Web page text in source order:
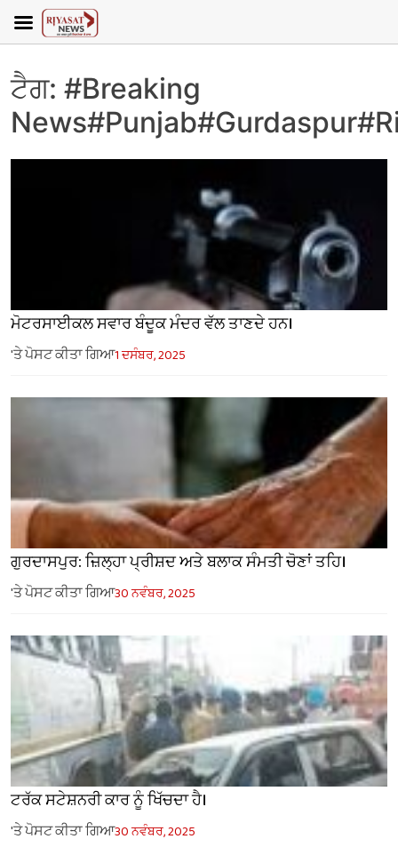
ਟੈਗ: #Breaking
ਮੋਟਰਸਾਈਕਲ ਸਵਾਰ ਬੰਦੂਕ ਮੰਦਰ ਵੱਲ ਤਾਣਦੇ ਹਨ।
'ਤੇ ਪੋਸਟ ਕੀਤਾ ਗਿਆ1 ਦਸੰਬਰ, 2025
ਗੁਰਦਾਸਪੁਰ: ਜ਼ਿਲ੍ਹਾ ਪ੍ਰੀਸ਼ਦ ਅਤੇ ਬਲਾਕ ਸੰਮਤੀ ਚੋਣਾਂ ਤਹਿ।
'ਤੇ ਪੋਸਟ ਕੀਤਾ ਗਿਆ30 ਨਵੰਬਰ, 2025
ਟਰੱਕ ਸਟੇਸ਼ਨਰੀ ਕਾਰ ਨੂੰ ਖਿੱਚਦਾ ਹੈ।
'ਤੇ ਪੋਸਟ ਕੀਤਾ ਗਿਆ30 ਨਵੰਬਰ, 2025